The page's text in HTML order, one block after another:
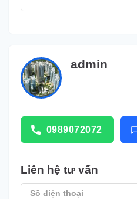
admin
0989072072
Liên hệ tư vấn
Số điện thoại